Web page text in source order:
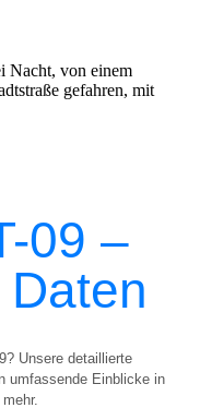
09 –
Unsere detaillierte
umfassende Einblicke in